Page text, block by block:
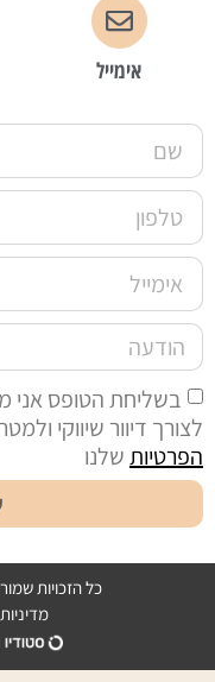
אימייל
בשליחת הטופס אני
לצורך דיוור שיווקי
הפרטיותשלנו
כל הזכויות שמורות